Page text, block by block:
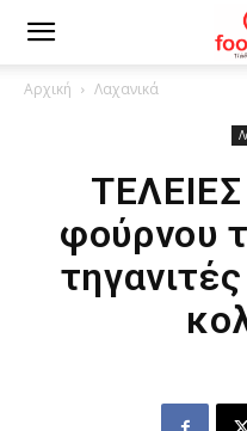
Αρχική Λαχανικά
φούρνου